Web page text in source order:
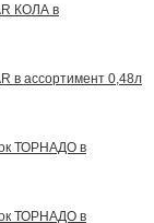
КОЛА в
в ассортимент 0,48л
ТОРНАДО в
ТОРНАДО в